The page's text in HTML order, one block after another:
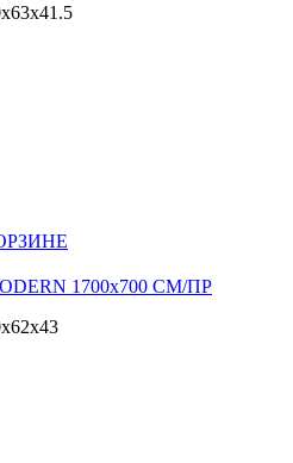
1700х700 СМ/ПР